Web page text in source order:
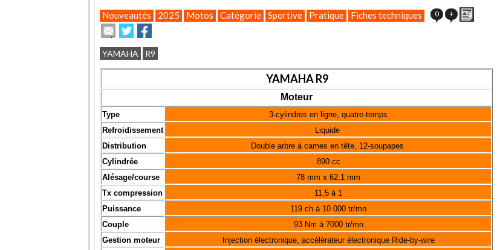
Nouveautés 2025 Motos Catégorie Sportive Pratique Fiches techniques 0 +
Envoyer
cet
article
à
un
Partager
sur
Twitter
sur
Facebook
YAMAHA R9
YAMAHA R9
Moteur
Type
3-cylindres en ligne, quatre-temps
Refroidissement
Liquide
Distribution
Double arbre à cames en tête, 12-soupapes
Cylindrée
890 cc
Alésage/course
78 mm x 62,1 mm
Tx compression
11,5 à 1
Puissance
119 ch à 10 000 tr/mn
Couple
93 Nm à 7000 tr/mn
Gestion moteur
Injection électronique, accélérateur électronique Ride-by-wire